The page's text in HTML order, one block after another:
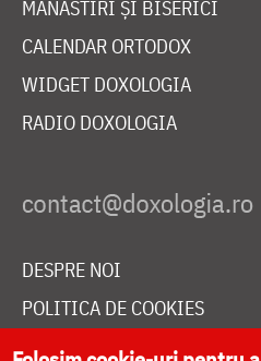
MĂNĂSTIRI ȘI BISERICI
CALENDAR ORTODOX
WIDGET DOXOLOGIA
RADIO DOXOLOGIA
DESPRE NOI
POLITICA DE COOKIES
DONEAZĂ ONLINE PENTRU